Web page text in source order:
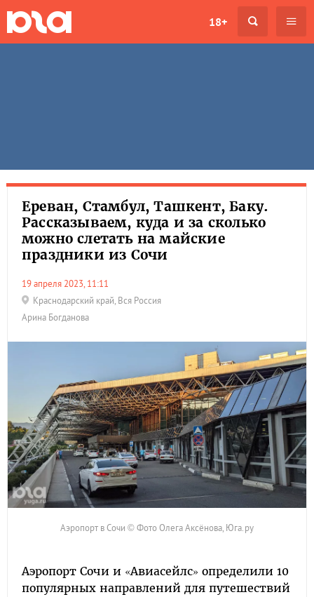
18+
Ереван, Стамбул, Ташкент, Баку.
Рассказываем, куда и за сколько
можно слетать на майские
праздники из Сочи
19 апреля 2023, 11:11
Краснодарский край, Вся Россия
Арина Богданова
Аэропорт в Сочи © Фото Олега Аксёнова, Юга.ру
Аэропорт Сочи и «Авиасейлс» определили 10
популярных направлений для путешествий